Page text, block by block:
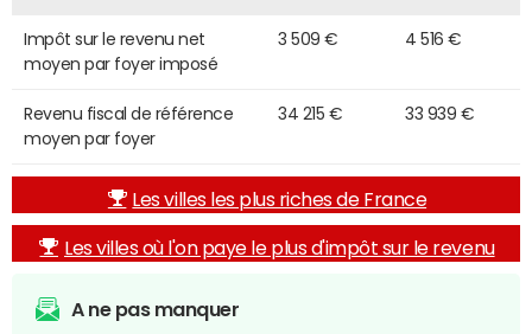
Impôt sur le revenu net
moyen par foyer imposé
3 509 € 4 516 €
Revenu fiscal de référence
moyen par foyer
34 215 € 33 939 €
Les villes les plus riches de France
Les villes où l'on paye le plus d'impôt sur le revenu
A ne pas manquer